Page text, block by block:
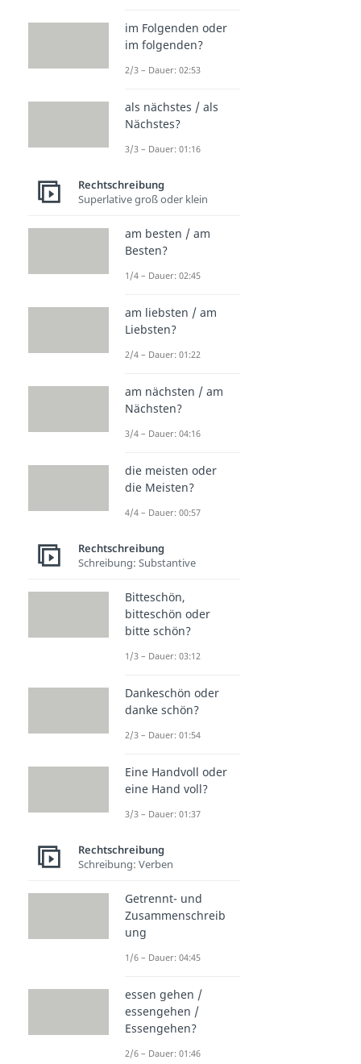
im Folgenden oder
im folgenden?
2/3 – Dauer: 02:53
als nächstes / als
Nächstes?
3/3 – Dauer: 01:16
Rechtschreibung
Superlative groß oder klein
am besten / am
Besten?
1/4 – Dauer: 02:45
am liebsten / am
Liebsten?
2/4 – Dauer: 01:22
am nächsten / am
Nächsten?
3/4 – Dauer: 04:16
die meisten oder
die Meisten?
4/4 – Dauer: 00:57
Rechtschreibung
Schreibung: Substantive
Bitteschön,
bitteschön oder
bitte schön?
1/3 – Dauer: 03:12
Dankeschön oder
danke schön?
2/3 – Dauer: 01:54
Eine Handvoll oder
eine Hand voll?
3/3 – Dauer: 01:37
Rechtschreibung
Schreibung: Verben
Getrennt- und
Zusammenschreib
ung
1/6 – Dauer: 04:45
essen gehen /
essengehen /
Essengehen?
2/6 – Dauer: 01:46